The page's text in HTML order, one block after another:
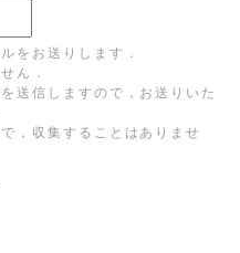
をお送りします．
ん．
送信しますので，お送りいた
，収集することはありませ